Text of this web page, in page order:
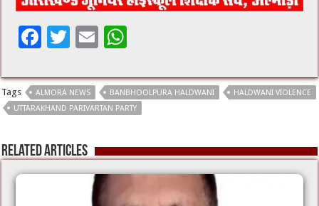
F
e
b
o
k
T
tt
er
E
ai
l
at
sA
p
Tags ALMORA NEWS BANBHOOLPURA HALDWANI
HALDWANI VIOLENCE
UTTARAKHAND PARIVARTAN PARTY
Related Articles